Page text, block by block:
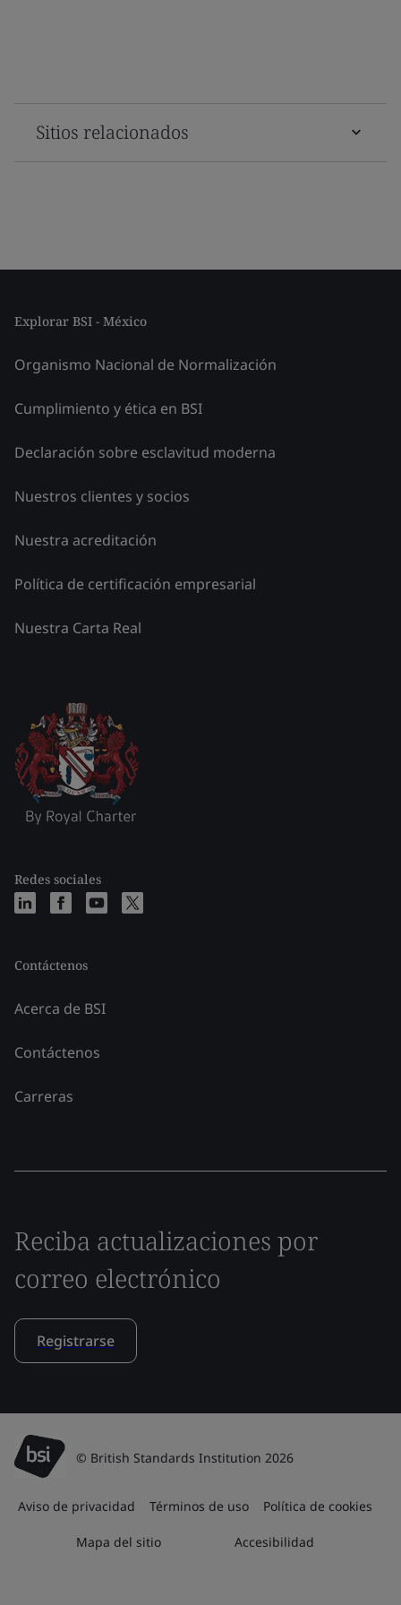
Sitios relacionados
Explorar BSI - México
Organismo Nacional de Normalización
Cumplimiento y ética en BSI
Declaración sobre esclavitud moderna
Nuestros clientes y socios
Nuestra acreditación
Política de certificación empresarial
Nuestra Carta Real
Redes sociales
Contáctenos
Acerca de BSI
Contáctenos
Carreras
Reciba actualizaciones por
correo electrónico
Registrarse
© British Standards Institution 2026
Aviso de privacidad Términos de uso Política de cookies
Mapa del sitio Accesibilidad